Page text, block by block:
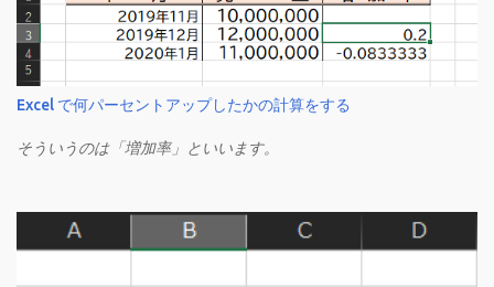
Excel で何パーセントアップしたかの計算をする
そういうのは「増加率」といいます。